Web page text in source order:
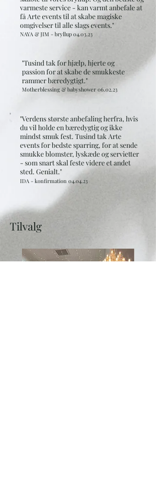
varmeste service - kan varmt anbefale at
få Arte events til at skabe magiske
omgivelser til alle slags events."
NAYA & JIM - bryllup 04.03.23
"Tusind tak for hjælp, hjerte og
passion for at skabe de smukkeste
rammer bæredygtigt."
Motherblessing & babyshower 06.02.23
"Verdens største anbefaling herfra, hvis
du vil holde en bæredygtig og ikke
mindst smuk fest. Tusind tak Arte
events for bedste sparring, for at sende
smukke blomster, lyskæde og servietter
- som snart skal feste videre et andet
sted. Genialt."
IDA - konfirmation 04.04.23
Tilvalg